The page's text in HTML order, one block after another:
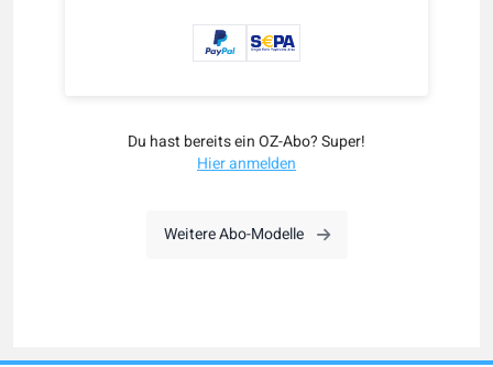
Du hast bereits ein OZ-Abo? Super!
Hier anmelden
Weitere Abo-Modelle